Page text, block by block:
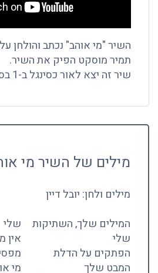
השיר "מי אוהב" נכתב והולחן על
תמיר מוסקט הפיק את השיר.
שיר זה יצא לאור כסינגל ב-1 בספטמבר 2019.
מילים של השיר מי
מילים ולחן: יובל דיין
המילים שלך, השתיקות
שלי
הפתקים על הדלת
המבט שלך
שלי
אין
מי